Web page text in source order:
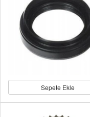
Sepete Ekle